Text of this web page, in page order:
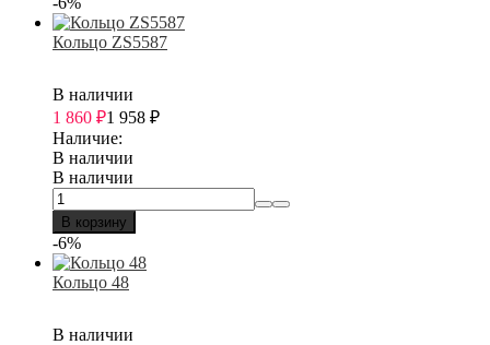
Кольцо ZS5587
В наличии
1 860 ₽1 958 ₽
Наличие:
В наличии
В наличии
В корзину
-6%
Кольцо 48
В наличии